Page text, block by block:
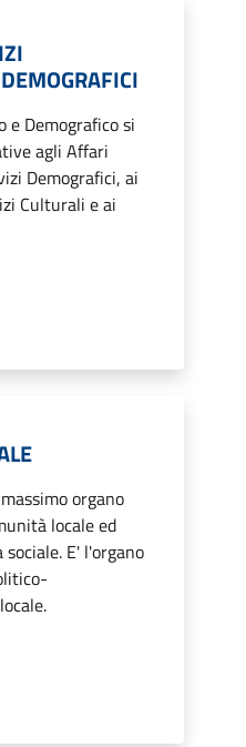
Demografico si
agli Affari
Demografici, ai
Culturali e ai
organo
locale ed
E' l'organo